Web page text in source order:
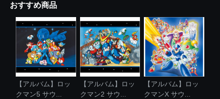
おすすめ商品
【アルバム】ロッ
クマン5 サウ...
【アルバム】ロッ
クマン2 サウ...
【アルバム】ロッ
クマンX サウ...